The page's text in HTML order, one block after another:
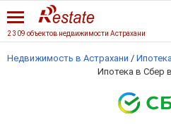
2 309 объектов недвижимости Астрахани
Недвижимость в Астрахани /
Ипотека в Сбер